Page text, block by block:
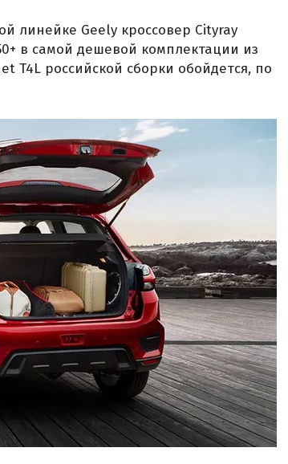
линейке Geely кроссовер Cityray
в самой дешевой комплектации из
T4L российской сборки обойдется, по